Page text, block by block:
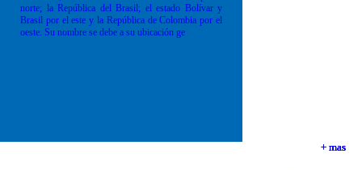
+ mas
+ mas
+ mas
norte; la República del Brasil; el estado Bolívar y
Brasil por el este y la República de Colombia por el
oeste. Su nombre se debe a su ubicación ge
+ mas